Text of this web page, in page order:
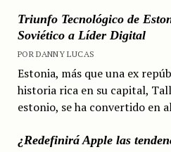
Triunfo Tecnológico de
Soviético a Líder Digital
POR DANNY LUCAS
Estonia, más que una ex
historia rica en su capital,
estonio, se ha convertido en
¿Redefinirá Apple las